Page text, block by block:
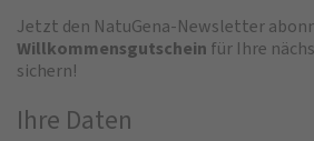
Jetzt den NatuGena-Newsletter
Willkommensgutschein für Ihre
sichern!
Ihre Daten